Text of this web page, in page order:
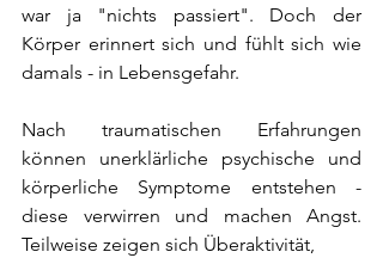
war ja "nichts passiert". Doch der
Körper erinnert sich und fühlt sich wie
damals - in Lebensgefahr.
Nach traumatischen Erfahrungen
können unerklärliche psychische und
körperliche Symptome entstehen -
diese verwirren und machen Angst.
Teilweise zeigen sich Überaktivität,